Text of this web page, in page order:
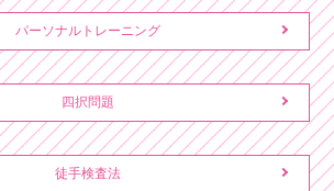
パーソナルトレーニング
四択問題
徒手検査法